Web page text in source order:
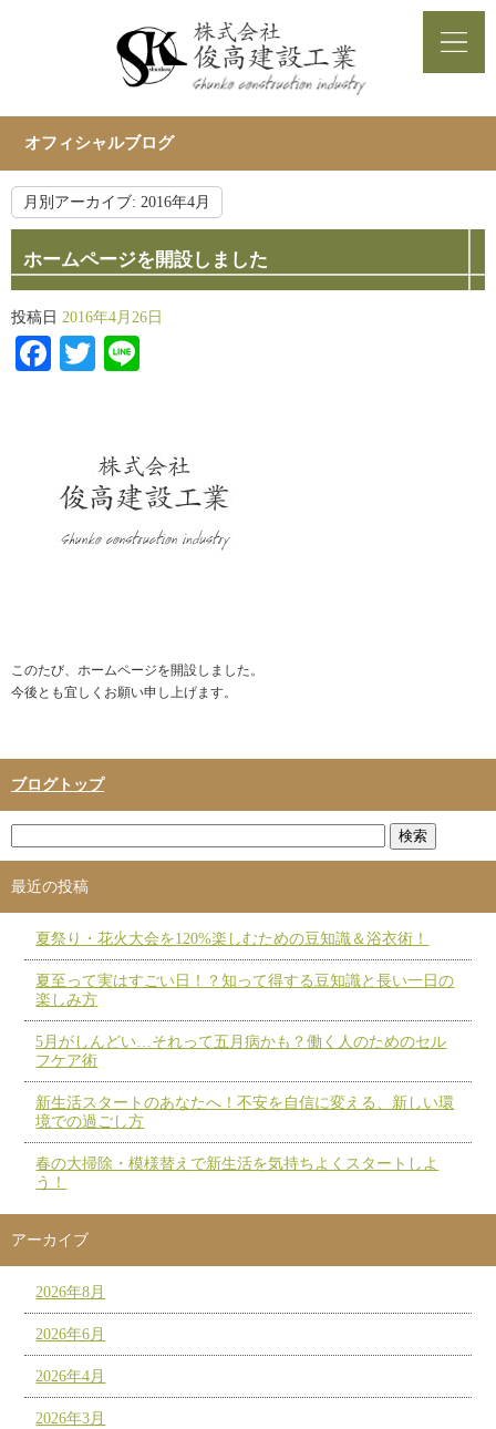
オフィシャルブログ
月別アーカイブ: 2016年4月
ホームページを開設しました
投稿日 2016年4月26日
Facebook
Twitter
このたび、ホームページを開設しました。
今後とも宜しくお願い申し上げます。
ブログトップ
最近の投稿
夏祭り・花火大会を120%楽しむための豆知識＆浴衣術！
夏至って実はすごい日！？知って得する豆知識と長い一日の
楽しみ方
5月がしんどい…それって五月病かも？働く人のためのセル
フケア術
新生活スタートのあなたへ！不安を自信に変える、新しい環
境での過ごし方
春の大掃除・模様替えで新生活を気持ちよくスタートしよ
う！
アーカイブ
2026年8月
2026年6月
2026年4月
2026年3月